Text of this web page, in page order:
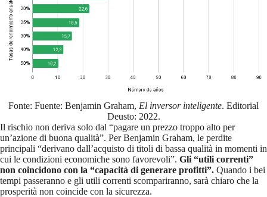
Fonte: Fuente: Benjamin Graham, El inversor inteligente. Editorial
Deusto: 2022.
Il rischio non deriva solo dal “pagare un prezzo troppo alto per
un’azione di buona qualità”. Per Benjamin Graham, le perdite
principali “derivano dall’acquisto di titoli di bassa qualità in momenti in
cui le condizioni economiche sono favorevoli”. Gli “utili correnti”
non coincidono con la “capacità di generare profitti”. Quando i bei
tempi passeranno e gli utili correnti scompariranno, sarà chiaro che la
prosperità non coincide con la sicurezza.